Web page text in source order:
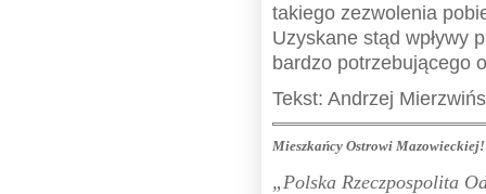
takiego zezwolenia
Uzyskane stąd wpływy
bardzo potrzebującego
Tekst: Andrzej
Mieszkańcy Ostrowi Mazowieckiej!
„Polska Rzeczpospolita